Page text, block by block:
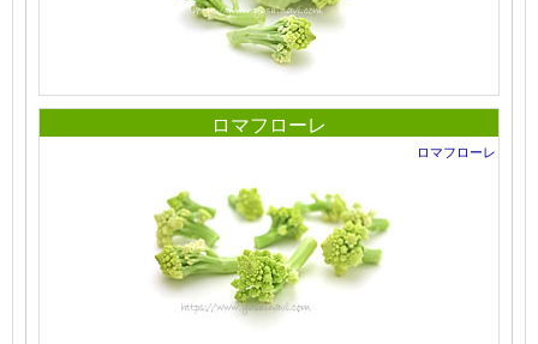
ロマフローレ
ロマフローレ